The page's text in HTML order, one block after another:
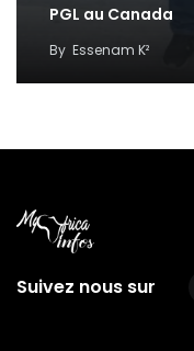
PGL au Canada
By Essenam K²
Suivez nous sur